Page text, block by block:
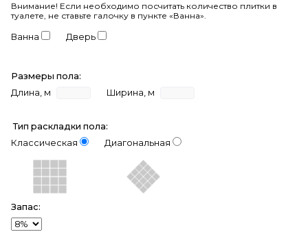
Внимание! Если необходимо посчитать количество плитки в
туалете, не ставьте галочку в пункте «Ванна».
Ванна Дверь
Размеры пола:
Длина, м
Ширина, м
Тип раскладки пола:
Классическая
Диагональная
Запас: